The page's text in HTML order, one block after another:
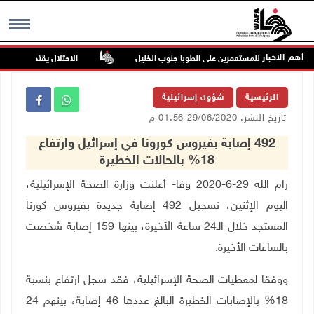
MENU أهم الاخبار
في هجوم للمستعمرين على الطوبا جنوب الخليل الاحتلال يقتحم عورتا
الرئيسية شؤون إسرائيلية
تاريخ النشر: 29/06/2020 01:56 م
492 إصابة بفيروس كورونا في إسرائيل وارتفاع
18% بالحالات الخطيرة
رام الله 29-6-2020 وفا- أعلنت وزارة الصحة الإسرائيلية،
اليوم الإثنين، تسجيل 492 إصابة جديدة بفيروس كورنا
المستجد خلال الـ24 ساعة الأخيرة، بينها 159 إصابة شخصت
بالساعات الأخيرة.
ووفقا لمعطيات الصحة الإسرائيلية، فقد سجل ارتفاع بنسبة
18% بالإصابات الخطيرة البالغ عددها 46 إصابة، بينهم 24